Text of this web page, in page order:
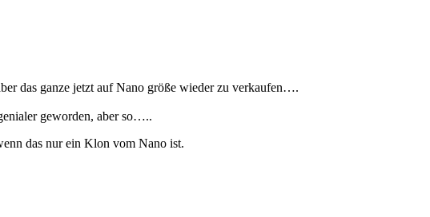
das ganze jetzt auf Nano größe wieder zu verkaufen….
geworden, aber so…..
das nur ein Klon vom Nano ist.